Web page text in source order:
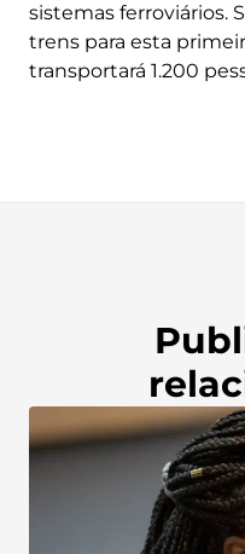
sistemas ferroviários.
trens para esta
transportará 1.200